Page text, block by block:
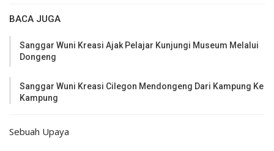
BACA JUGA
Sanggar Wuni Kreasi Ajak Pelajar Kunjungi Museum Melalui
Dongeng
Sanggar Wuni Kreasi Cilegon Mendongeng Dari Kampung Ke
Kampung
Sebuah Upaya